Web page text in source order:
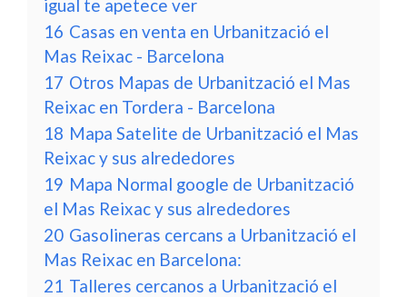
igual te apetece ver
16 Casas en venta en Urbanització el
Mas Reixac - Barcelona
17 Otros Mapas de Urbanització el Mas
Reixac en Tordera - Barcelona
18 Mapa Satelite de Urbanització el Mas
Reixac y sus alrededores
19 Mapa Normal google de Urbanització
el Mas Reixac y sus alrededores
20 Gasolineras cercans a Urbanització el
Mas Reixac en Barcelona:
21 Talleres cercanos a Urbanització el